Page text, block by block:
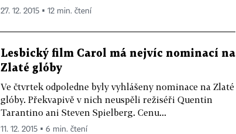
27. 12. 2015 ▪ 12 min. čtení
Lesbický film Carol má nejvíc nominací na
Zlaté glóby
Ve čtvrtek odpoledne byly vyhlášeny nominace na Zlaté
glóby. Překvapivě v nich neuspěli režiséři Quentin
Tarantino ani Steven Spielberg. Cenu...
11. 12. 2015 ▪ 6 min. čtení